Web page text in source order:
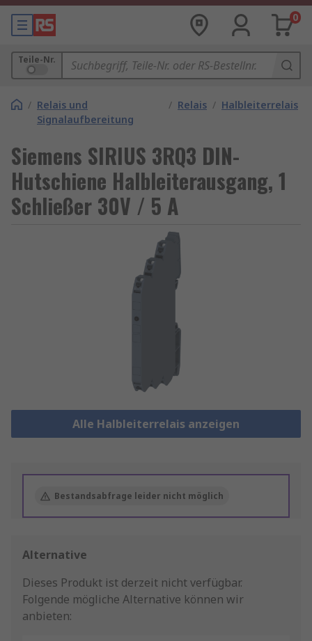
0
Teile-Nr.
/ Relais und
Signalaufbereitung
/ Relais / Halbleiterrelais
Siemens SIRIUS 3RQ3 DIN-
Hutschiene Halbleiterausgang, 1
Schließer 30V / 5 A
Alle Halbleiterrelais anzeigen
Bestandsabfrage leider nicht möglich
Alternative
Dieses Produkt ist derzeit nicht verfügbar.
Folgende mögliche Alternative können wir
anbieten: